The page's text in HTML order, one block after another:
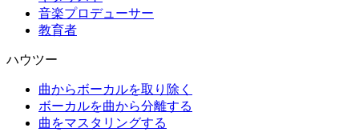
音楽プロデューサー
教育者
ハウツー
曲からボーカルを取り除く
ボーカルを曲から分離する
曲をマスタリングする